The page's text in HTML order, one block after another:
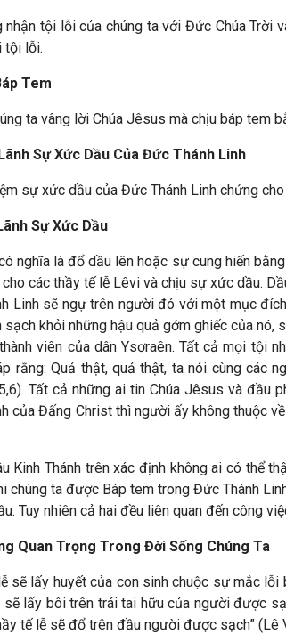
nhận tội lỗi của chúng ta với Đức Chúa Trời
tội lỗi.
Tem
ta vâng lời Chúa Jêsus mà chịu báp tem
Sự Xức Dầu Của Đức Thánh Linh
sự xức dầu của Đức Thánh Linh chứng
Sự Xức Dầu
nghĩa là đổ dầu lên hoặc sự cung hiến
các thầy tế lễ Lêvi và chịu sự xức dầu.
Linh sẽ ngự trên người đó với một mục
khỏi những hậu quả gớm ghiếc của
viên của dân Ysơraên. Tất cả mọi tội
rằng: Quả thật, quả thật, ta nói cùng các
Tất cả những ai tin Chúa Jêsus và đầu
của Đấng Christ thì người ấy không thuộc
Kinh Thánh trên xác định không ai có thể
chúng ta được Báp tem trong Đức Thánh
Tuy nhiên cả hai đều liên quan đến công
Quan Trọng Trong Đời Sống Chúng Ta
sẽ lấy huyết của con sinh chuộc sự mắc
sẽ lấy bôi trên trái tai hữu của người được
tế lễ sẽ đổ trên đầu người được sạch” (Lê